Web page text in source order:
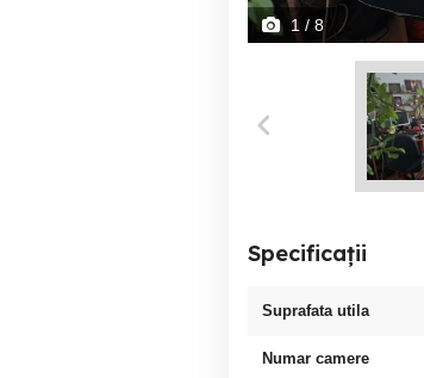
1 / 8
Specificații
Suprafata utila
Numar camere